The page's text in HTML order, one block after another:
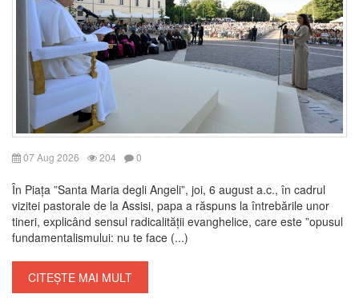
07 Aug 2026 204 0
În Piața ”Santa Maria degli Angeli”, joi, 6 august a.c., în cadrul
vizitei pastorale de la Assisi, papa a răspuns la întrebările unor
tineri, explicând sensul radicalității evanghelice, care este ”opusul
fundamentalismului: nu te face (...)
CITEȘTE MAI MULT